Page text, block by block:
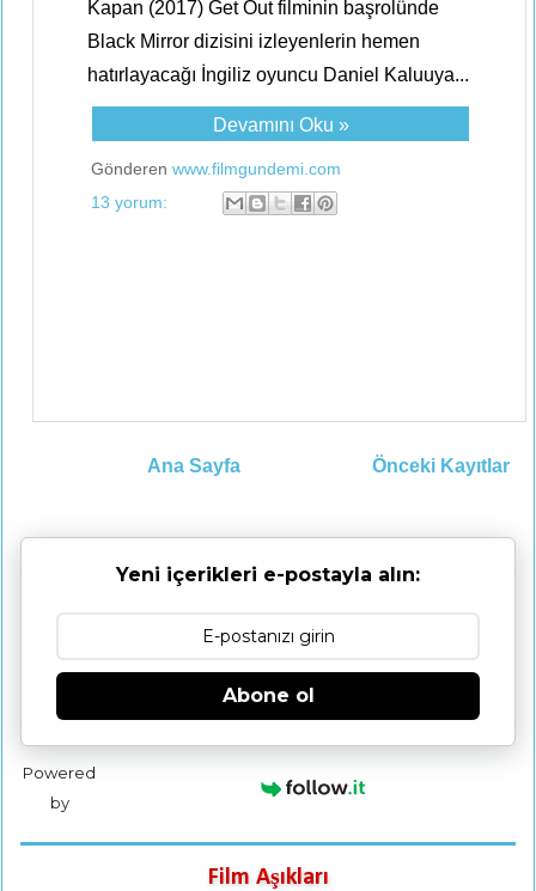
Kapan (2017) Get Out filminin başrolünde
Black Mirror dizisini izleyenlerin hemen
hatırlayacağı İngiliz oyuncu Daniel Kaluuya...
Devamını Oku »
Gönderen www.filmgundemi.com
13 yorum:
Önceki Kayıtlar
Ana Sayfa
Yeni içerikleri e-postayla alın:
Abone ol
Powered
by
Film Aşıkları